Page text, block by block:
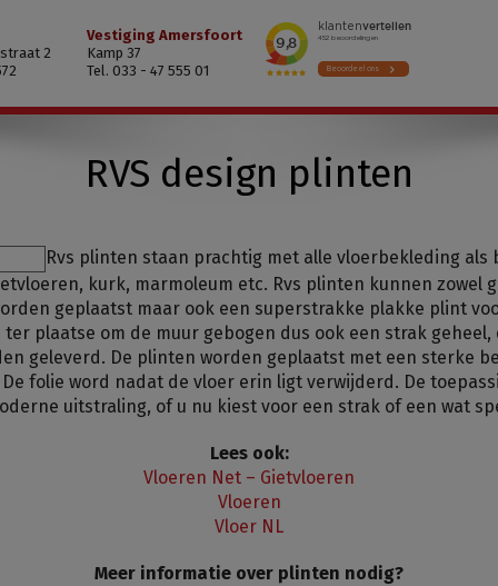
2
Vestiging Amersfoort
Kamp 37
Tel. 033 - 47 555 01
RVS design plinten
Rvs plinten staan prachtig met alle vloerbekleding
kurk, marmoleum etc. Rvs plinten kunnen zowel
geplaatst maar ook een superstrakke plakke plint
plaatse om de muur gebogen dus ook een strak
geleverd. De plinten worden geplaatst met een sterke
folie word nadat de vloer erin ligt verwijderd. De
uitstraling, of u nu kiest voor een strak of een wat
Lees ook:
Vloeren Net – Gietvloeren
Vloeren
Vloer NL
Meer informatie over plinten nodig?